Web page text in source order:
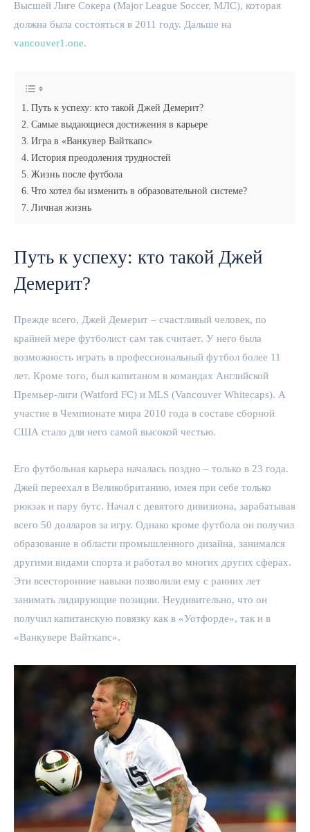
Высшей Лиге Сокера (Major League Soccer, МЛС), которая
должна была состояться в 2011 году. Дальше на
vancouver1.one.
Путь к успеху: кто такой Джей Демерит?
Самые выдающиеся достижения в карьере
Игра в «Ванкувер Вайткапс»
История преодоления трудностей
Жизнь после футбола
Что хотел бы изменить в образовательной системе?
Личная жизнь
Путь к успеху: кто такой Джей
Демерит?
Прежде всего, Джей Демерит – счастливый человек, по
крайней мере футболист сам так считает. У него была
возможность играть в профессиональный футбол более 11
лет. Кроме того, был капитаном в командах Английской
Премьер-лиги (Watford FC) и MLS (Vancouver Whitecaps). А
участие в Чемпионате мира 2010 года в составе сборной
США стало для него самой высокой честью.
Его футбольная карьера началась поздно – только в 23 года.
Джей переехал в Великобританию, имея при себе только
рюкзак и пару бутс. Начал с девятого дивизиона, зарабатывая
всего 50 долларов за игру. Однако кроме футбола он получил
образование в области промышленного дизайна, занимался
другими видами спорта и работал во многих других сферах.
Эти всесторонние навыки позволили ему с ранних лет
занимать лидирующие позиции. Неудивительно, что он
получил капитанскую повязку как в «Уотфорде», так и в
«Ванкувере Вайткапс».